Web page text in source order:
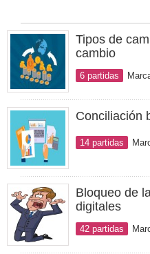
Tipos de
cambio
6 partidas
Conciliación
14 partidas
Bloqueo de
digitales
42 partidas